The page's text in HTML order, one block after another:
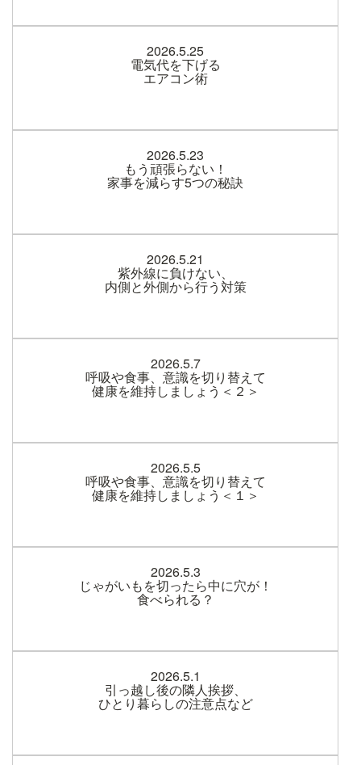
2026.5.25
電気代を下げる
エアコン術
2026.5.23
もう頑張らない！
家事を減らす5つの秘訣
2026.5.21
紫外線に負けない、
内側と外側から行う対策
2026.5.7
呼吸や食事、意識を切り替えて
健康を維持しましょう＜２＞
2026.5.5
呼吸や食事、意識を切り替えて
健康を維持しましょう＜１＞
2026.5.3
じゃがいもを切ったら中に穴が！
食べられる？
2026.5.1
引っ越し後の隣人挨拶、
ひとり暮らしの注意点など